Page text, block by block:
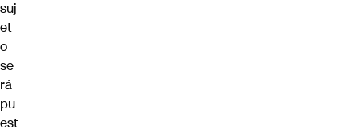
suj
et
o
se
rá
pu
est